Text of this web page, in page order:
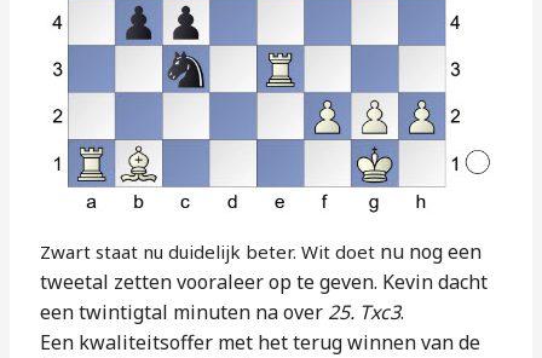
Zwart staat nu duidelijk beter. Wit doet nu nog een
tweetal zetten vooraleer opte geven. Kevin dacht
een twintigtal minuten na over25. Txc3.
Een kwaliteitsoffer met het terug winnen vande